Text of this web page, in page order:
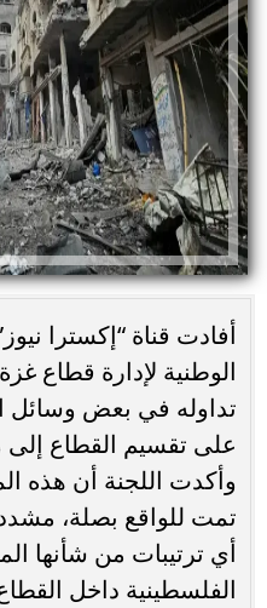
أفادت قناة “إكسترا
الوطنية لإدارة قطاع
تداوله في بعض وسائل
على تقسيم القطاع
وأكدت اللجنة أن هذه
تمت للواقع بصلة،
أي ترتيبات من شأنها
الفلسطينية داخل